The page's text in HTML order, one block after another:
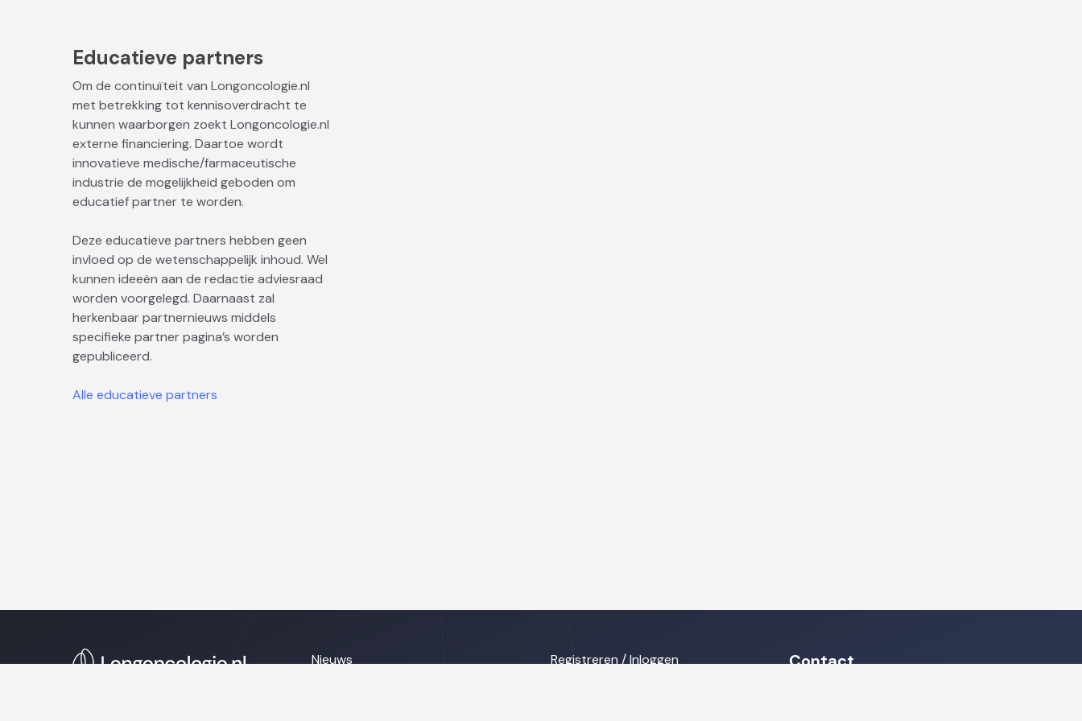
Educatieve partners
Om de continuïteit van Longoncologie.nl
met betrekking tot kennisoverdracht te
kunnen waarborgen zoekt Longoncologie.nl
externe financiering. Daartoe wordt
innovatieve medische/farmaceutische
industrie de mogelijkheid geboden om
educatief partner te worden.
Deze educatieve partners hebben geen
invloed op de wetenschappelijk inhoud. Wel
kunnen ideeën aan de redactie adviesraad
worden voorgelegd. Daarnaast zal
herkenbaar partnernieuws middels
specifieke partner pagina’s worden
gepubliceerd.
Alle educatieve partners
Nieuws
Registreren / Inloggen
Contact